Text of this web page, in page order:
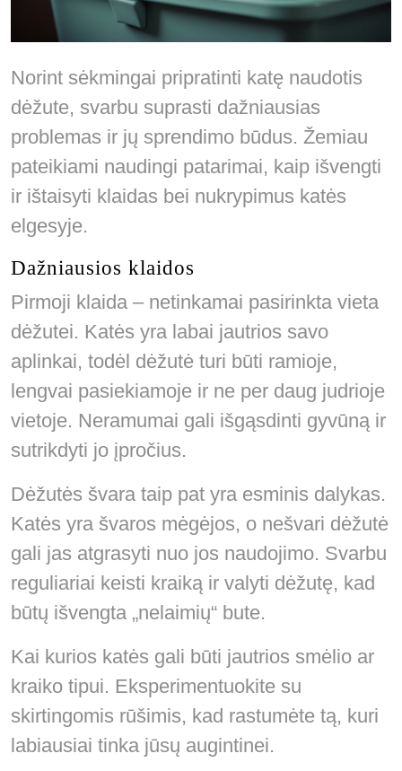
Norint sėkmingai pripratinti katę naudotis
dėžute, svarbu suprasti dažniausias
problemas ir jų sprendimo būdus. Žemiau
pateikiami naudingi patarimai, kaip išvengti
ir ištaisyti klaidas bei nukrypimus katės
elgesyje.
Dažniausios klaidos
Pirmoji klaida – netinkamai pasirinkta vieta
dėžutei. Katės yra labai jautrios savo
aplinkai, todėl dėžutė turi būti ramioje,
lengvai pasiekiamoje ir ne per daug judrioje
vietoje. Neramumai gali išgąsdinti gyvūną ir
sutrikdyti jo įpročius.
Dėžutės švara taip pat yra esminis dalykas.
Katės yra švaros mėgėjos, o nešvari dėžutė
gali jas atgrasyti nuo jos naudojimo. Svarbu
reguliariai keisti kraiką ir valyti dėžutę, kad
būtų išvengta „nelaimių“ bute.
Kai kurios katės gali būti jautrios smėlio ar
kraiko tipui. Eksperimentuokite su
skirtingomis rūšimis, kad rastumėte tą, kuri
labiausiai tinka jūsų augintinei.